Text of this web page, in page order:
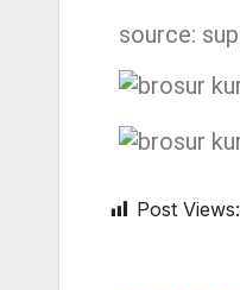
source:
Post Views: